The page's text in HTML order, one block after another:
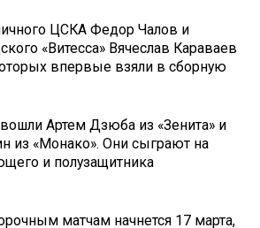
ЦСКА Федор Чалов и
«Витесса» Вячеслав Караваев
впервые взяли в сборную
Артем Дзюба из «Зенита» и
из «Монако». Они сыграют на
и полузащитника
матчам начнется 17 марта,